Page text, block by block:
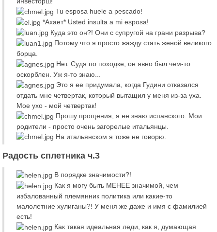
Tu esposa huele a pescado!
*Ахает* Usted insulta a mi esposa!
Куда это он?! Они с супругой на грани разрыва?
Потому что я просто жажду стать женой великого
борца.
Нет. Судя по походке, он явно был чем-то
оскорблен. Уж я-то знаю...
Это я ее придумала, когда Гудини отказался
отдать мне четвертак, который вытащил у меня из-за уха.
Мое ухо - мой четвертак!
Прошу прощения, я не знаю испанского. Мои
родители - просто очень загорелые итальянцы.
На итальянском я тоже не говорю.
Радость сплетника ч.3
В порядке значимости?!
Как я могу быть МЕНЕЕ значимой, чем
избалованный племянник политика или какие-то
малолетние хулиганы?! У меня же даже и имя с фамилией
есть!
Как такая идеальная леди, как я, думающая